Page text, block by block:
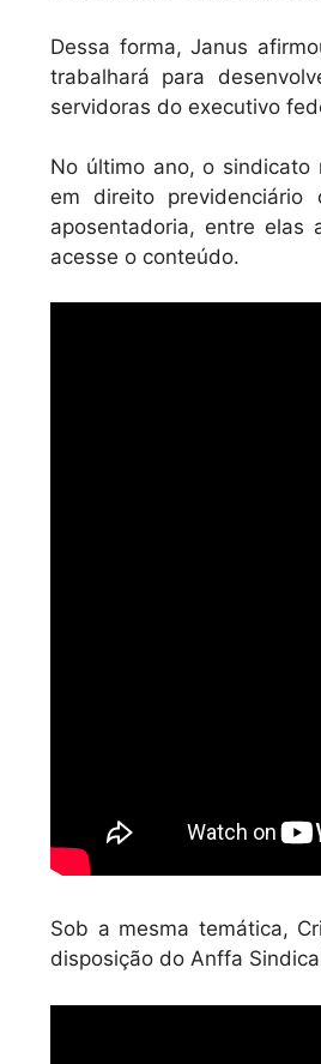
Dessa forma, Janus
trabalhará para
servidoras do executivo
No último ano, o sindicato
em direito
aposentadoria, entre elas
acesse o conteúdo.
Sob a mesma temática,
disposição do Anffa